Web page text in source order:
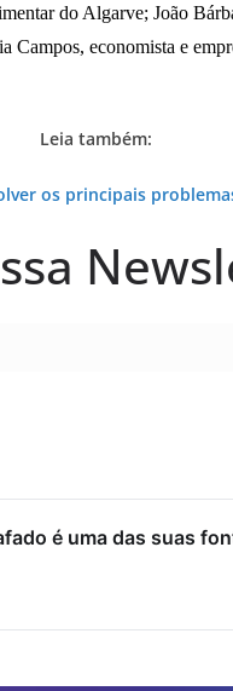
do Algarve; João
Campos, economista e
Leia também:
os principais
é uma das suas